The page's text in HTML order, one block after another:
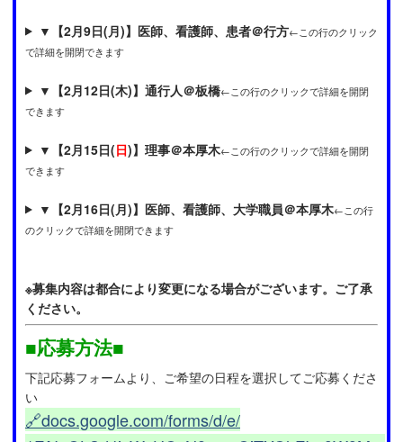
▼ 【2月9日(月)】医師、看護師、患者＠行方←この行のクリック
で詳細を開閉できます
▼ 【2月12日(木)】通行人＠板橋←この行のクリックで詳細を開閉
できます
▼ 【2月15日(日)】理事＠本厚木←この行のクリックで詳細を開閉
できます
▼ 【2月16日(月)】医師、看護師、大学職員＠本厚木←この行
のクリックで詳細を開閉できます
※募集内容は都合により変更になる場合がございます。ご了承
ください。
■応募方法■
下記応募フォームより、ご希望の日程を選択してご応募くださ
い
🔗docs.google.com/forms/d/e/